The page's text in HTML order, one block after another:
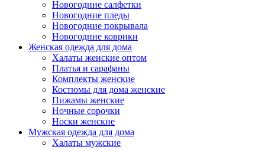
Новогодние салфетки
Новогодние пледы
Новогодние покрывала
Новогодние коврики
Женская одежда для дома
Халаты женские оптом
Платья и сарафаны
Комплекты женские
Костюмы для дома женские
Пижамы женские
Ночные сорочки
Носки женские
Мужская одежда для дома
Халаты мужские